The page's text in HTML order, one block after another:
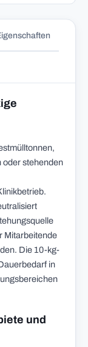
oder stehenden
Mitarbeitende
Die 10-kg-
in
und